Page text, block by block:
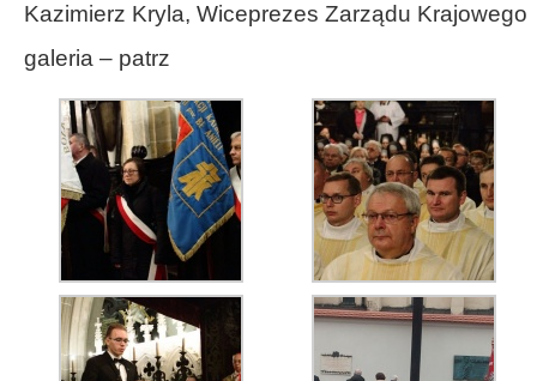
Kazimierz Kryla, Wiceprezes Zarządu Krajowego
galeria – patrz